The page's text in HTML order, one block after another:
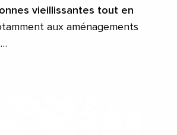
vieillissantes tout en
aux aménagements